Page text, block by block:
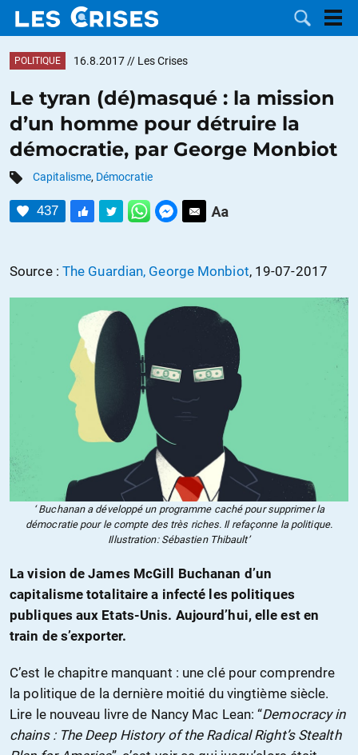
DOSSIERS
CATÉGORIES
MOTS CLÉS
CONTACTER
FAIRE UN
POLITIQUE 16.8.2017 // Les Crises
Le tyran (dé)masqué : la mission
d’un homme pour détruire la
démocratie, par George Monbiot
Capitalisme, Démocratie
437
Source : The Guardian, George Monbiot, 19-07-2017
‘ Buchanan a développé un programme caché pour supprimer la
démocratie pour le compte des très riches. Il refaçonne la politique.
Illustration: Sébastien Thibault’
La vision de James McGill Buchanan d’un
capitalisme totalitaire a infecté les politiques
publiques aux Etats-Unis. Aujourd’hui, elle est en
train de s’exporter.
C’est le chapitre manquant : une clé pour comprendre
la politique de la dernière moitié du vingtième siècle.
Lire le nouveau livre de Nancy Mac Lean: “Democracy in
chains : The Deep History of the Radical Right’s Stealth